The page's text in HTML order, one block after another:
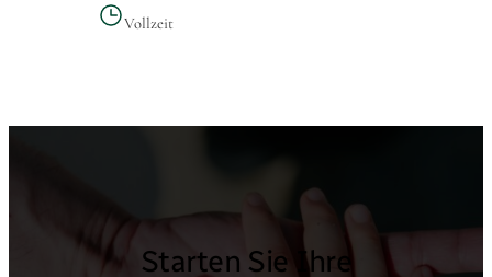
Vollzeit
Starten Sie Ihre